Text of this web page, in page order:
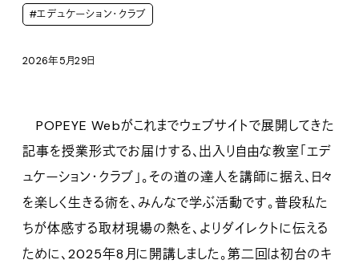
#エデュケーション・クラブ
2026年5月29日
POPEYE Webがこれまでウェブサイトで展開してきた
記事を授業形式でお届けする、出入り自由な教室「エデ
ュケーション・クラブ」。その道の達人を講師に据え、日々
を楽しく生きる術を、みんなで学ぶ活動です。普段私た
ちが体感する取材現場の熱を、よりダイレクトに伝える
ために、2025年8月に開講しました。第二回は初台のキ